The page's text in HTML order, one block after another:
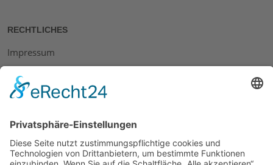
RECHTLICHES
Impressum
Datenschutz
AGB
Widerrufsbelehrung
Bankdaten